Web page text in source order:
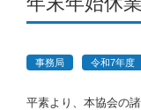
事務局 令和7年度
平素より、本協会の